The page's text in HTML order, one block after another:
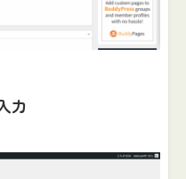
力